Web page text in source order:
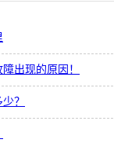
出现的原因！
？